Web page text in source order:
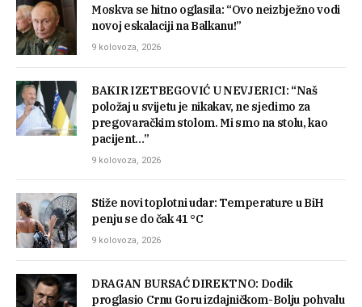
Moskva se hitno oglasila: “Ovo neizbježno vodi
novoj eskalaciji na Balkanu!”
9 kolovoza, 2026
BAKIR IZETBEGOVIĆ U NEVJERICI: “Naš
položaj u svijetu je nikakav, ne sjedimo za
pregovaračkim stolom. Mi smo na stolu, kao
pacijent…”
9 kolovoza, 2026
Stiže novi toplotni udar: Temperature u BiH
penju se do čak 41 °C
9 kolovoza, 2026
DRAGAN BURSAĆ DIREKTNO: Dodik
proglasio Crnu Goru izdajničkom-Bolju pohvalu